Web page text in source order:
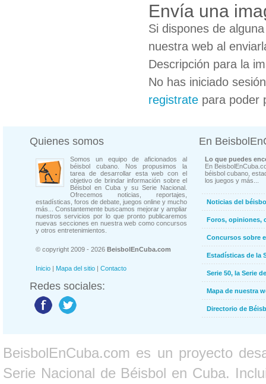
Envía una
Si dispones de
nuestra web al
Descripción para la
No has iniciado
registrate para poder
Quienes somos
Somos un equipo de aficionados al
béisbol cubano. Nos propusimos la
tarea de desarrollar esta web con el
objetivo de brindar información sobre el
Béisbol en Cuba y su Serie Nacional.
Ofrecemos noticias, reportajes,
estadísticas, foros de debate, juegos online y mucho
más... Constantemente buscamos mejorar y ampliar
nuestros servicios por lo que pronto publicaremos
nuevas secciones en nuestra web como concursos
y otros entretenimientos.
© copyright 2009 - 2026 BeisbolEnCuba.com
Inicio | Mapa del sitio | Contacto
Redes sociales:
En
Lo que puedes
En
béisbol cubano,
los juegos y más...
Noticias del
Foros, opiniones,
Concursos sobre
Estadísticas de la
Serie 50, la Serie
Mapa de nuestra
Directorio de
BeisbolEnCuba.com es un proyecto
Serie Nacional de Béisbol en Cuba.